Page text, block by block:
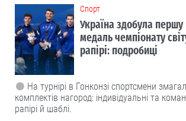
Cпорт
Україна здобула першу
медаль чемпіонату
рапірі: подробиці
На турнірі в Гонконзі спортсмени
комплектів нагород: індивідуальні та
рапірі й шаблі.